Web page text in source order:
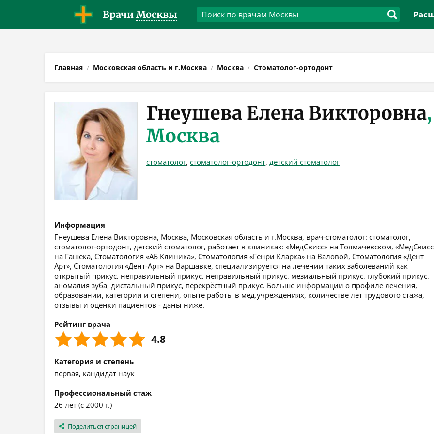
Врачи Москвы
Главная Московская область и г.Москва Москва Стоматолог-ортодонт
Гнеушева Елена Викторовна,
Москва
стоматолог, стоматолог-ортодонт, детский стоматолог
Информация
Гнеушева Елена Викторовна, Москва, Московская область и г.Москва, врач-стоматолог: стоматолог,
стоматолог-ортодонт, детский стоматолог, работает в клиниках: «МедСвисс» на Толмачевском,
на Гашека, Стоматология «АБ Клиника», Стоматология «Генри Кларка» на Валовой, Стоматология «Дент
Арт», Стоматология «Дент-Арт» на Варшавке, специализируется на лечении таких заболеваний как
открытый прикус, неправильный прикус, неправильный прикус, мезиальный прикус, глубокий прикус,
аномалия зуба, дистальный прикус, перекрёстный прикус. Больше информации о профиле лечения,
образовании, категории и степени, опыте работы в мед.учреждениях, количестве лет трудового стажа,
отзывы и оценки пациентов - даны ниже.
Рейтинг врача
4.8
Категория и степень
первая, кандидат наук
Профессиональный стаж
26 лет (с 2000 г.)
Поделиться страницей